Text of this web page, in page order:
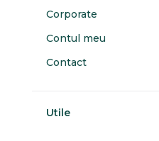
Corporate
Contul meu
Contact
Utile